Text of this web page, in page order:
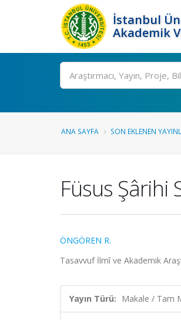
İstanbul
Akademik
Ara
ANA SAYFA SON EKLENEN
Füsus Şârihi
ÖNGÖREN R.
Tasavvuf İlmî ve Akademik
Yayın Türü: Makale / Tam